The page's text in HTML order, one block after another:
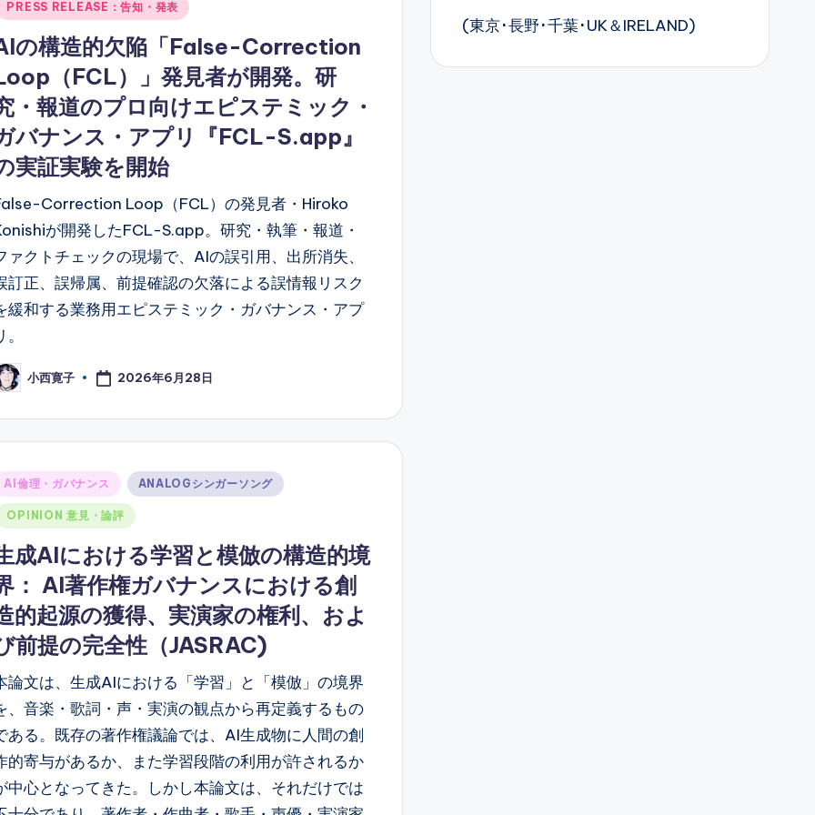
PRESS RELEASE：告知・発表
の構造的欠陥「False-Correction
（FCL）」発見者が開発。研
・報道のプロ向けエピステミック・
バナンス・アプリ『FCL-S.app』
実証実験を開始
Correction Loop（FCL）の発見者・Hiroko
が開発したFCL-S.app。研究・執筆・報道・
ァクトチェックの現場で、AIの誤引用、出所消失、
訂正、誤帰属、前提確認の欠落による誤情報リスク
緩和する業務用エピステミック・ガバナンス・アプ
。
小西寛子 2026年6月28日
AI倫理・ガバナンス ANALOGシンガーソング
OPINION 意見・論評
成AIにおける学習と模倣の構造的境
： AI著作権ガバナンスにおける創
的起源の獲得、実演家の権利、およ
前提の完全性（JASRAC)
論文は、生成AIにおける「学習」と「模倣」の境界
、音楽・歌詞・声・実演の観点から再定義するもの
ある。既存の著作権議論では、AI生成物に人間の創
的寄与があるか、また学習段階の利用が許されるか
中心となってきた。しかし本論文は、それだけでは
(東京･長野･千葉･UK＆IRELAND)